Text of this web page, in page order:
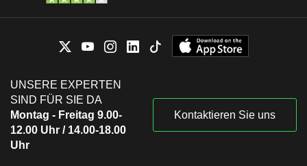
UNSERE EXPERTEN
SIND FÜR SIE DA
Montag - Freitag 9.00-
12.00 Uhr / 14.00-18.00
Uhr
Kontaktieren Sie uns